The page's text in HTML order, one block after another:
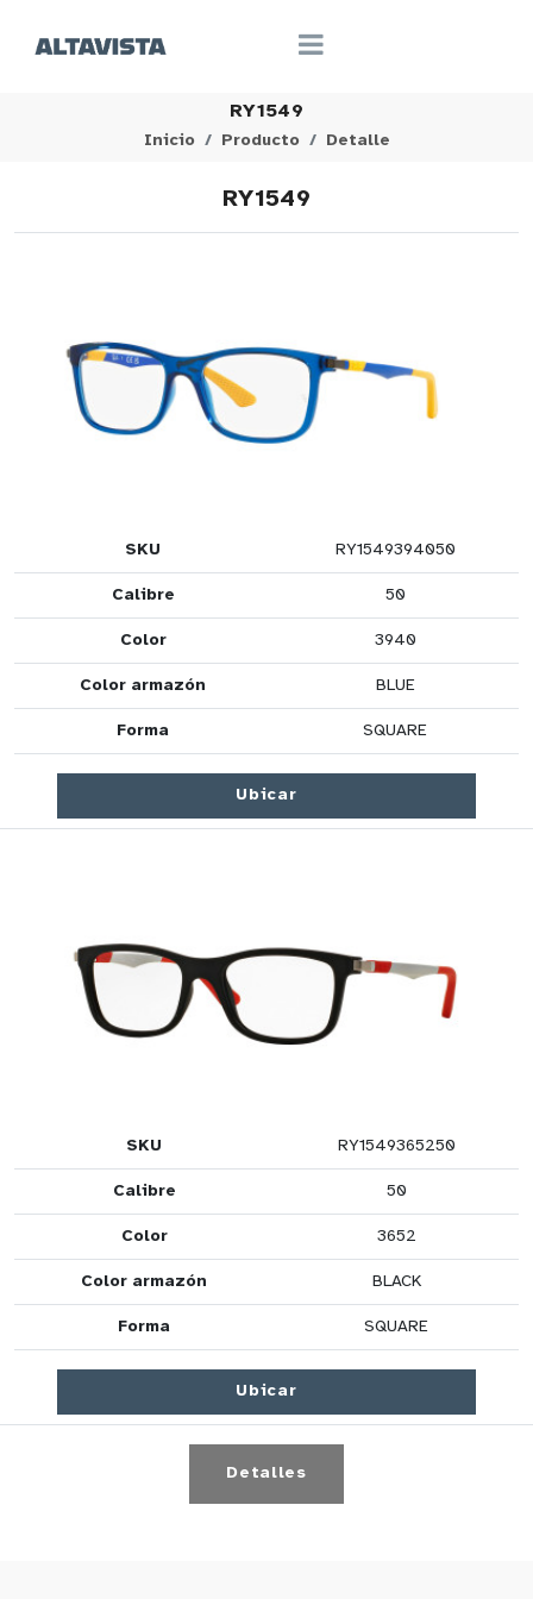
RY1549
Inicio Producto Detalle
RY1549
SKU RY1549394050
Calibre 50
Color 3940
Color armazón BLUE
Forma SQUARE
Ubicar
SKU RY1549365250
Calibre 50
Color 3652
Color armazón BLACK
Forma SQUARE
Ubicar
Detalles